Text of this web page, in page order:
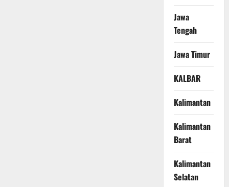
Jawa
Tengah
Jawa Timur
KALBAR
Kalimantan
Kalimantan
Barat
Kalimantan
Selatan